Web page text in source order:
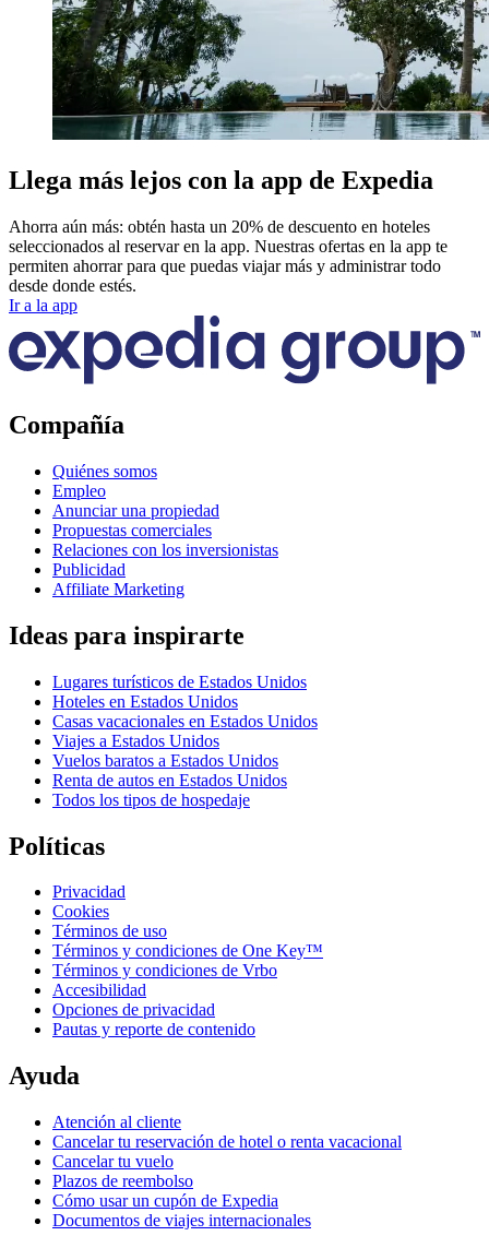
Llega más lejos con la app de Expedia
Ahorra aún más: obtén hasta un 20% de descuento en hoteles
seleccionados al reservar en la app. Nuestras ofertas en la app te
permiten ahorrar para que puedas viajar más y administrar todo
desde donde estés.
Ir a la app
Compañía
Quiénes somos
Empleo
Anunciar una propiedad
Propuestas comerciales
Relaciones con los inversionistas
Publicidad
Affiliate Marketing
Ideas para inspirarte
Lugares turísticos de Estados Unidos
Hoteles en Estados Unidos
Casas vacacionales en Estados Unidos
Viajes a Estados Unidos
Vuelos baratos a Estados Unidos
Renta de autos en Estados Unidos
Todos los tipos de hospedaje
Políticas
Privacidad
Cookies
Términos de uso
Términos y condiciones de One Key™
Términos y condiciones de Vrbo
Accesibilidad
Opciones de privacidad
Pautas y reporte de contenido
Ayuda
Atención al cliente
Cancelar tu reservación de hotel o renta vacacional
Cancelar tu vuelo
Plazos de reembolso
Cómo usar un cupón de Expedia
Documentos de viajes internacionales